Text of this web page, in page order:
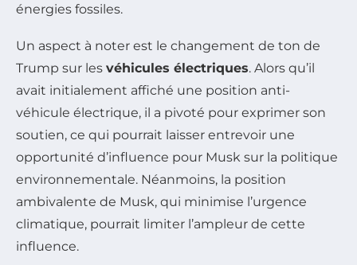
énergies fossiles.
Un aspect à noter est le changement de ton de
Trump sur les véhicules électriques. Alors qu’il
avait initialement affiché une position anti-
véhicule électrique, il a pivoté pour exprimer son
soutien, ce qui pourrait laisser entrevoir une
opportunité d’influence pour Musk sur la politique
environnementale. Néanmoins, la position
ambivalente de Musk, qui minimise l’urgence
climatique, pourrait limiter l’ampleur de cette
influence.